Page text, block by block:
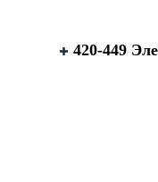
420-449